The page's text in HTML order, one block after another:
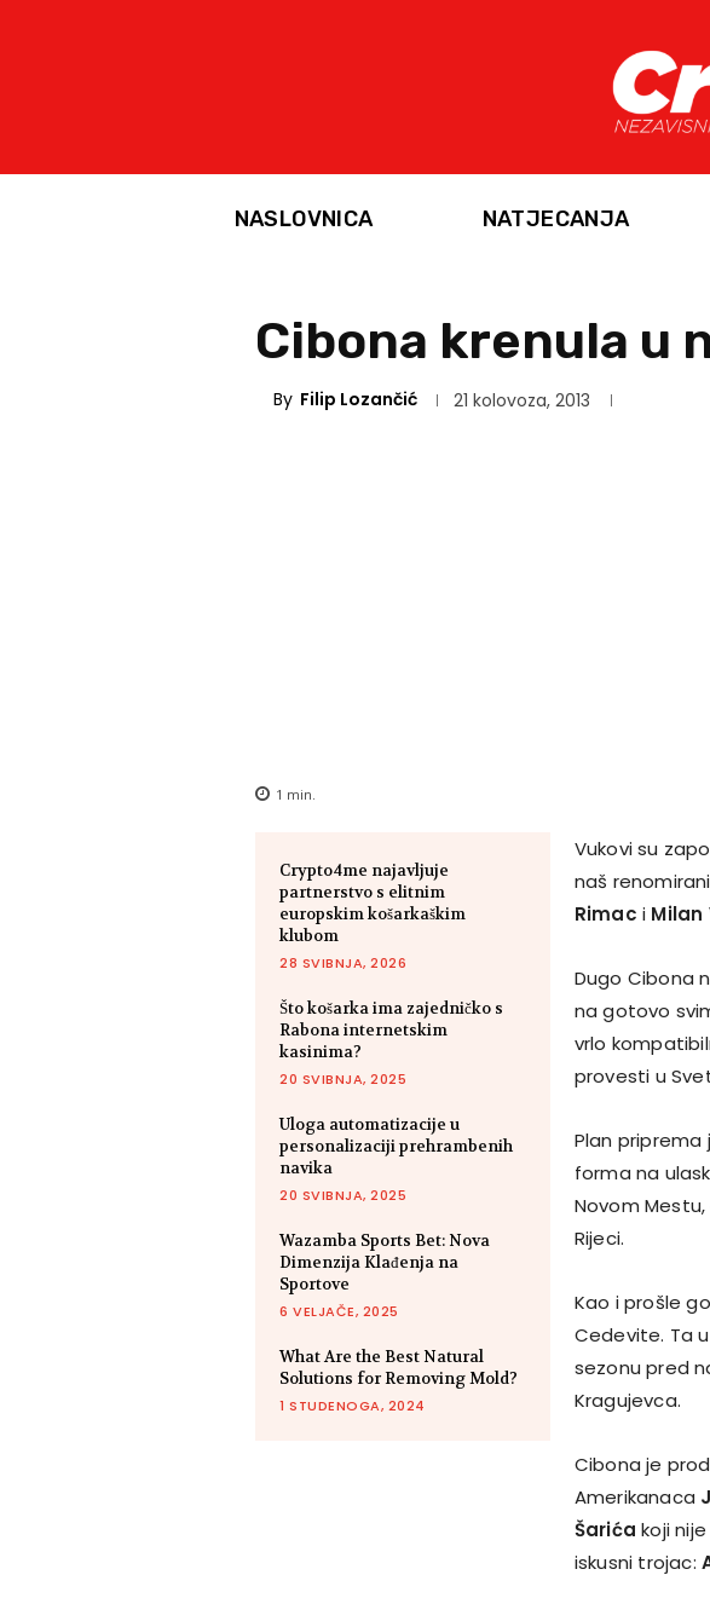
NASLOVNICA NATJECANJA
Cibona krenula u
By Filip Lozančić 21 kolovoza, 2013
1 min.
Crypto4me najavljuje
partnerstvo s elitnim
europskim košarkaškim
klubom
28 SVIBNJA, 2026
Što košarka ima zajedničko s
Rabona internetskim
kasinima?
20 SVIBNJA, 2025
Uloga automatizacije u
personalizaciji prehrambenih
navika
20 SVIBNJA, 2025
Wazamba Sports Bet: Nova
Dimenzija Klađenja na
Sportove
6 VELJAČE, 2025
What Are the Best Natural
Solutions for Removing Mold?
1 STUDENOGA, 2024
Vukovi su
naš
Rimac i Milan
Dugo Cibona
na gotovo
vrlo
provesti u
Plan
forma na
Novom
Rijeci.
Kao i prošle
Cedevite. Ta
sezonu pred
Kragujevca.
Cibona je
Amerikanaca
Šarića koji
iskusni trojac: